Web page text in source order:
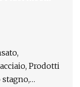
Prodotti